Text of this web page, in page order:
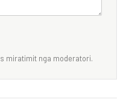
miratimit nga moderatori.